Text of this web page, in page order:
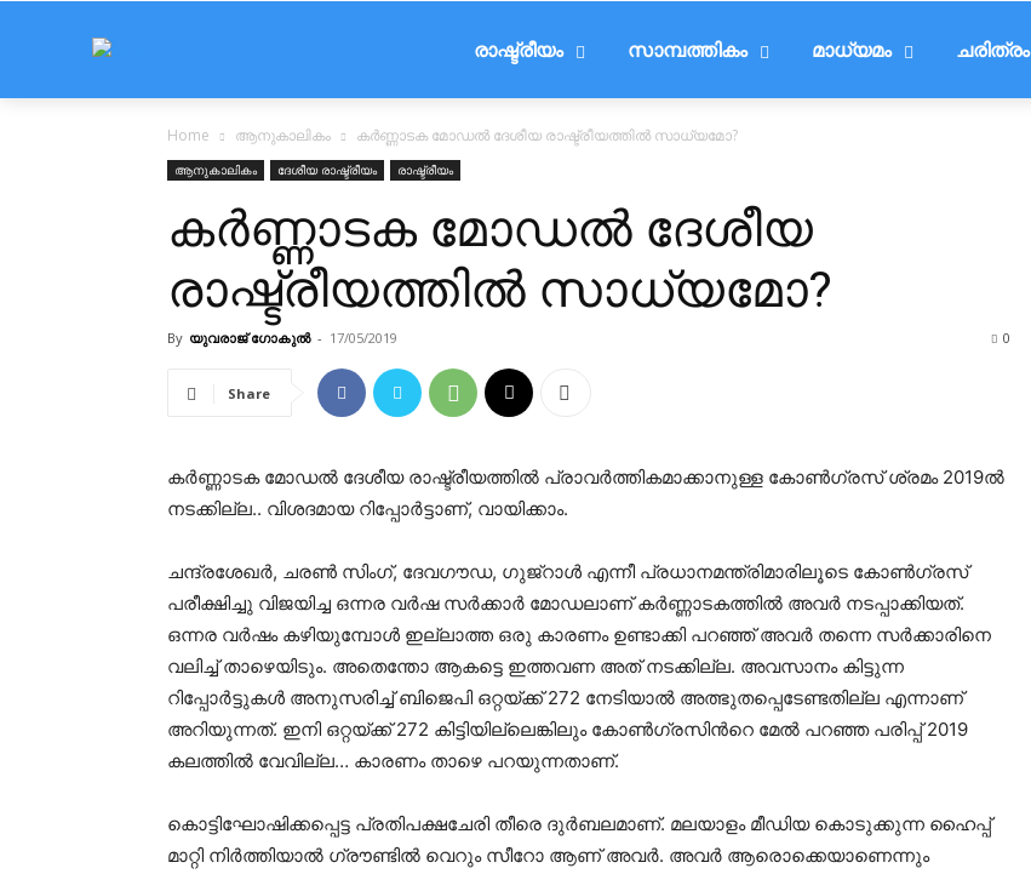
രാഷ്ട്രീയം സാമ്പത്തികം മാധ്യമം ചരിത്രം
Home ആനുകാലികം കര്‍ണ്ണാടക മോഡല്‍ ദേശീയ രാഷ്ട്രീയത്തില്‍ സാധ്യമോ?
ആനുകാലികം ദേശീയ രാഷ്ട്രീയം രാഷ്ട്രീയം
കര്‍ണ്ണാടക മോഡല്‍ ദേശീയ
രാഷ്ട്രീയത്തില്‍ സാധ്യമോ?
By യുവരാജ് ഗോകുൽ - 17/05/2019 0
Share
കര്‍ണ്ണാടക മോഡല്‍ ദേശീയ രാഷ്ട്രീയത്തില്‍ പ്രാവര്‍ത്തികമാക്കാനുള്ള കോണ്‍ഗ്രസ് ശ്രമം 2019ല്‍
നടക്കില്ല.. വിശദമായ റിപ്പോര്‍ട്ടാണ്, വായിക്കാം.
ചന്ദ്രശേഖര്‍, ചരണ്‍ സിംഗ്, ദേവഗൗഡ, ഗുജ്റാള്‍ എന്നീ പ്രധാനമന്ത്രിമാരിലൂടെ കോണ്‍ഗ്രസ്
പരീക്ഷിച്ചു വിജയിച്ച ഒന്നര വര്‍ഷ സര്‍ക്കാര്‍ മോഡലാണ് കര്‍ണ്ണാടകത്തില്‍ അവര്‍ നടപ്പാക്കിയത്.
ഒന്നര വര്‍ഷം കഴിയുമ്പോൾ ഇല്ലാത്ത ഒരു കാരണം ഉണ്ടാക്കി പറഞ്ഞ് അവര്‍ തന്നെ സര്‍ക്കാരിനെ
വലിച്ച് താഴെയിടും. അതെന്തോ ആകട്ടെ ഇത്തവണ അത് നടക്കില്ല. അവസാനം കിട്ടുന്ന
റിപ്പോര്‍ട്ടുകള്‍ അനുസരിച്ച് ബിജെപി ഒറ്റയ്ക്ക് 272 നേടിയാല്‍ അത്ഭുതപ്പെടേണ്ടതില്ല എന്നാണ്
അറിയുന്നത്. ഇനി ഒറ്റയ്ക്ക് 272 കിട്ടിയില്ലെങ്കിലും കോണ്‍ഗ്രസിന്‍റെ മേല്‍ പറഞ്ഞ പരിപ്പ് 2019
കലത്തില്‍ വേവില്ല… കാരണം താഴെ പറയുന്നതാണ്.
കൊട്ടിഘോഷിക്കപ്പെട്ട പ്രതിപക്ഷചേരി തീരെ ദുര്‍ബലമാണ്. മലയാളം മീഡിയ കൊടുക്കുന്ന ഹൈപ്പ്
മാറ്റി നിര്‍ത്തിയാല്‍ ഗ്രൗണ്ടില്‍ വെറും സീറോ ആണ് അവര്‍. അവര്‍ ആരൊക്കെയാണെന്നും